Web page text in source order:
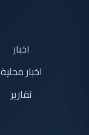
اخبار
اخبار محلية
تقارير